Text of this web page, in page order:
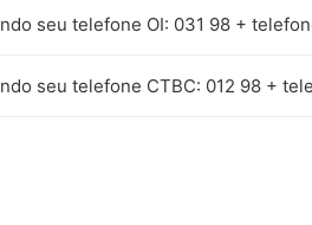
seu telefone OI: 031 98 +
seu telefone CTBC: 012 98 +